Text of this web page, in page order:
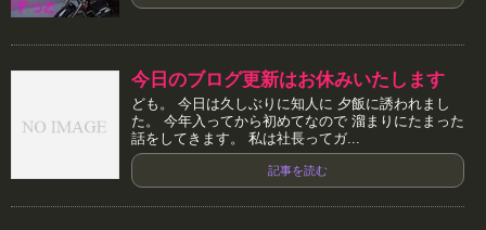
今日のブログ更新はお休みいたします
ども。 今日は久しぶりに知人に 夕飯に誘われまし
た。 今年入ってから初めてなので 溜まりにたまった
話をしてきます。 私は社長ってガ...
記事を読む